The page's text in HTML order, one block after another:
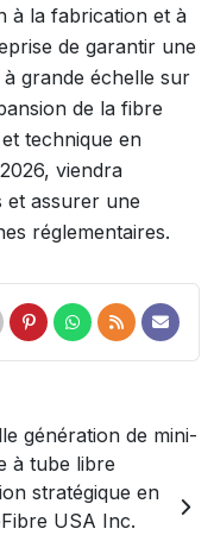
à la fabrication et à
de garantir une
grande échelle sur
de la fibre
technique en
viendra
et assurer une
réglementaires.
génération de mini-
à tube libre
stratégique en
USA Inc.